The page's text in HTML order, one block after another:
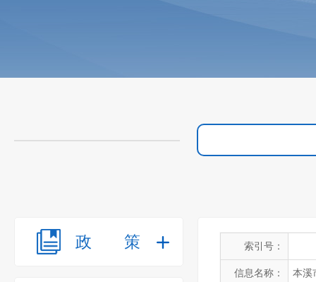
政策 索引号：
信息名称： 本溪